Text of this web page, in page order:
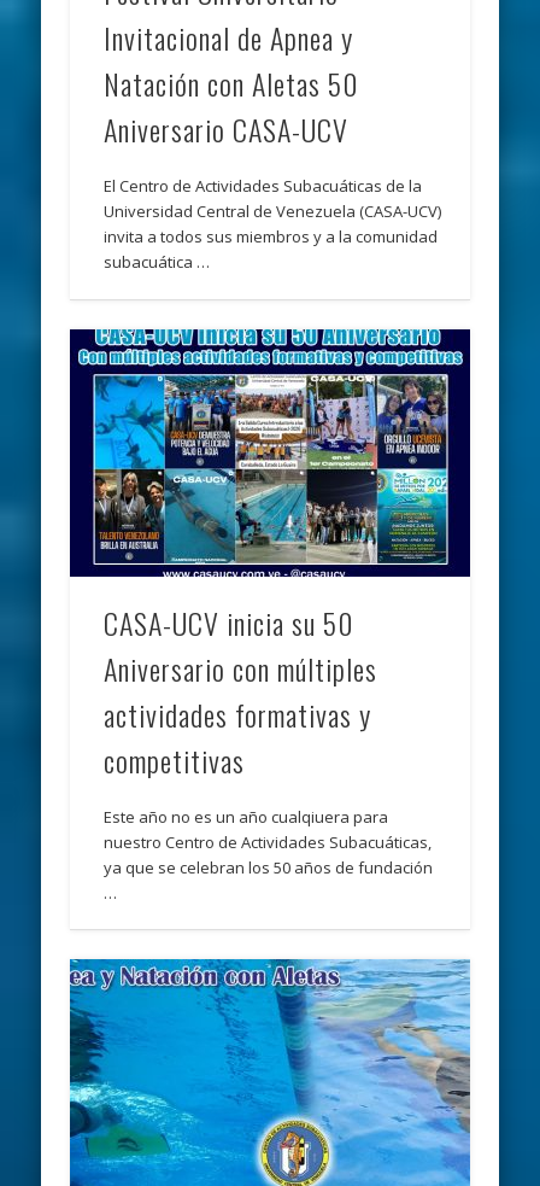
Invitacional de Apnea y
Natación con Aletas 50
Aniversario CASA-UCV
El Centro de Actividades Subacuáticas de la
Universidad Central de Venezuela (CASA-UCV)
invita a todos sus miembros y a la comunidad
subacuática …
CASA-UCV inicia su 50
Aniversario con múltiples
actividades formativas y
competitivas
Este año no es un año cualqiuera para
nuestro Centro de Actividades Subacuáticas,
ya que se celebran los 50 años de fundación
…